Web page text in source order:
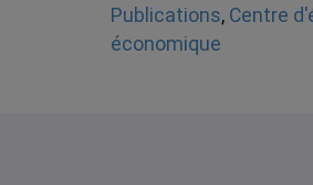
Publications, Centre
économique